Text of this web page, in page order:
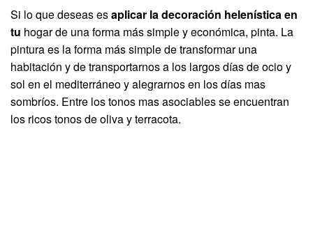
Si lo que deseas esaplicar la decoración helenística en
tu hogar de una forma más simple y económica, pinta. La
pintura es la forma más simple de transformar una
habitación y de transportarnos a los largos días de ocio y
sol en el mediterráneo y alegrarnos en los días mas
sombríos. Entre los tonos mas asociables se encuentran
los ricos tonos de oliva y terracota.